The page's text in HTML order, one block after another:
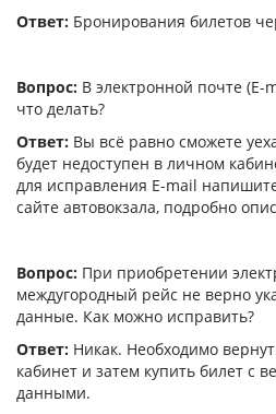
Ответ: Бронирования билетов
Вопрос: В электронной почте (E-
что делать?
Ответ: Вы всё равно сможете
будет недоступен в личном
для исправления E-mail
сайте автовокзала, подробно
Вопрос: При приобретении
междугородный рейс не верно
данные. Как можно исправить?
Ответ: Никак. Необходимо
кабинет и затем купить билет с
данными.